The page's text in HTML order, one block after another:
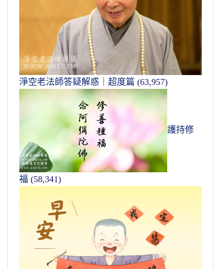
淨空老法師答疑解惑｜超度篇 (63,957)
護持修
福 (58,341)